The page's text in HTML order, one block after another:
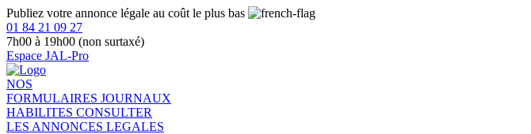
Publiez votre annonce légale au coût le plus bas
01 84 21 09 27
7h00 à 19h00 (non surtaxé)
Espace JAL-Pro
NOS
FORMULAIRES JOURNAUX
HABILITES CONSULTER
LES ANNONCES LEGALES